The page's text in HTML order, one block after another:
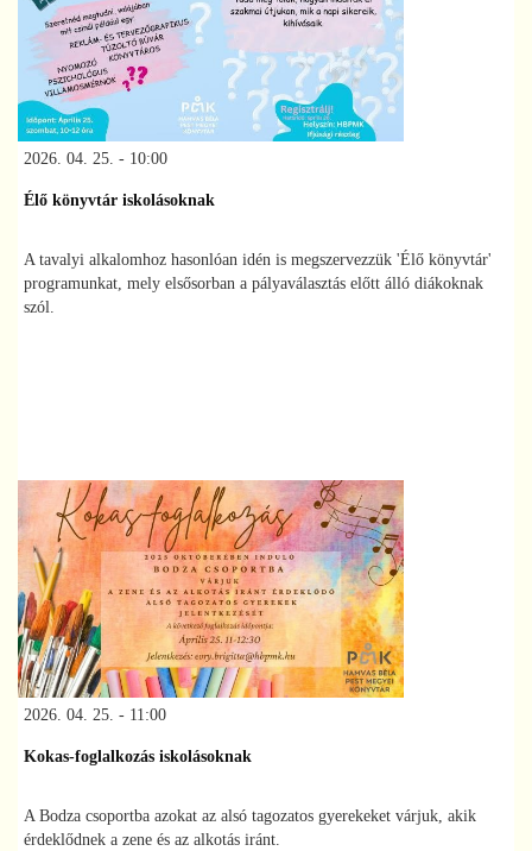
2026. 04. 25. - 10:00
Élő könyvtár iskolásoknak
A tavalyi alkalomhoz hasonlóan idén is megszervezzük 'Élő könyvtár'
programunkat, mely elsősorban a pályaválasztás előtt álló diákoknak
szól.
2026. 04. 25. - 11:00
Kokas-foglalkozás iskolásoknak
A Bodza csoportba azokat az alsó tagozatos gyerekeket várjuk, akik
érdeklődnek a zene és az alkotás iránt.